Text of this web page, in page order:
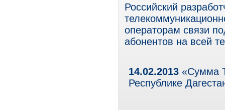
Российский
операторам связи
абонентов на всей
14.02.2013 «Сумма
Республике